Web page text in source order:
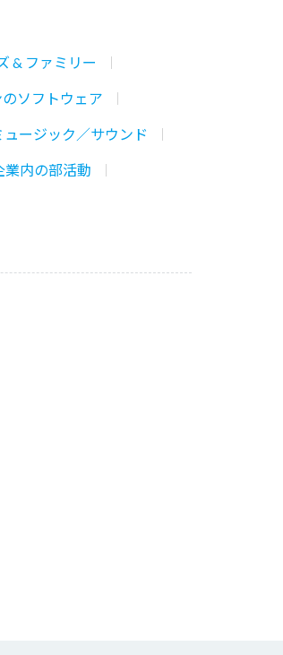
& ファミリー
ソフトウェア
ュージック／サウンド
業内の部活動